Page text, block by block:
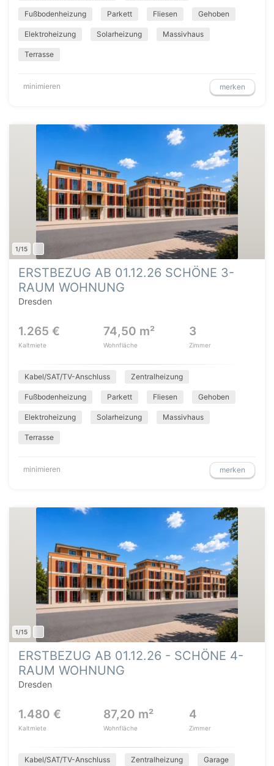
Fußbodenheizung Parkett Fliesen Gehoben
Elektroheizung Solarheizung Massivhaus
Terrasse
minimieren merken
1/15
ERSTBEZUG AB 01.12.26 SCHÖNE 3-
RAUM WOHNUNG
Dresden
1.265 €
Kaltmiete
74,50 m²
Wohnfläche
3
Zimmer
Kabel/SAT/TV-Anschluss Zentralheizung
Fußbodenheizung Parkett Fliesen Gehoben
Elektroheizung Solarheizung Massivhaus
Terrasse
minimieren merken
1/15
ERSTBEZUG AB 01.12.26 - SCHÖNE 4-
RAUM WOHNUNG
Dresden
1.480 €
Kaltmiete
87,20 m²
Wohnfläche
4
Zimmer
Kabel/SAT/TV-Anschluss Zentralheizung Garage